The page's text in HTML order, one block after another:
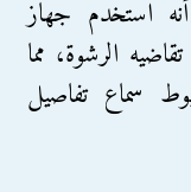
أنه استخدم جهاز
الرشوة، مما
سماع تفاصيل